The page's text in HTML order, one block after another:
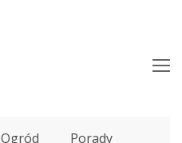
Ogród
Porady